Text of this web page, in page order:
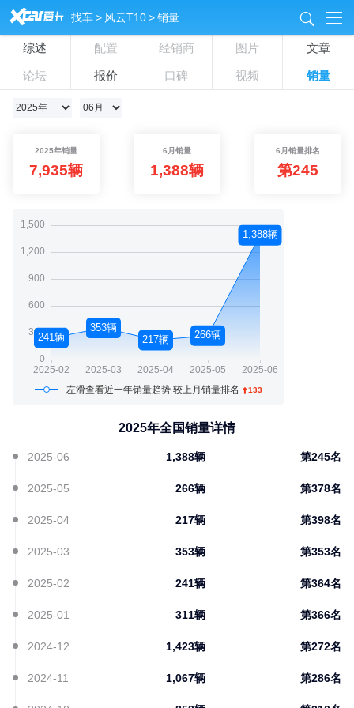
& 找车> 风云T10>销量 8
综述 配置 经销商 图片 文章
论坛 报价 口碑 视频 销量
2025年销量
7,935辆
6月销量
1,388辆
6月销量排名
第245
左滑查看近一年销量趋势 较上月销量排名 133
2025年全国销量详情
2025-06 1,388辆 第245名
2025-05 266辆 第378名
2025-04 217辆 第398名
2025-03 353辆 第353名
2025-02 241辆 第364名
2025-01 311辆 第366名
2024-12 1,423辆 第272名
2024-11 1,067辆 第286名